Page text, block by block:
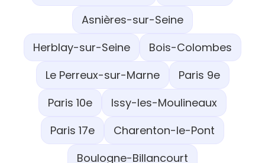
Asnières-sur-Seine
Herblay-sur-Seine
Bois-Colombes
Le Perreux-sur-Marne
Paris 9e
Paris 10e
Issy-les-Moulineaux
Paris 17e
Charenton-le-Pont
Boulogne-Billancourt